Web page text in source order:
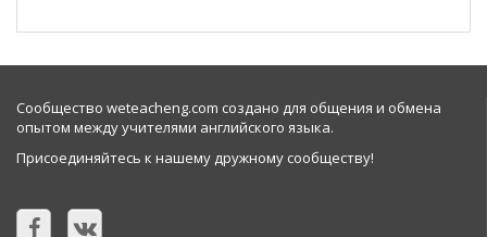
Сообщество weteacheng.com создано для общения и обмена
опытом между учителями английского языка.
Присоединяйтесь к нашему дружному сообществу!